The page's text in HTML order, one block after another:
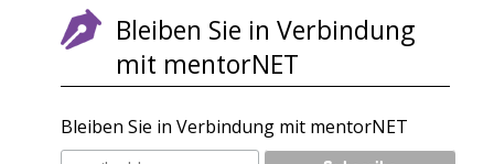
Bleiben Sie in Verbindung
mit mentorNET
Bleiben Sie in Verbindung mit mentorNET